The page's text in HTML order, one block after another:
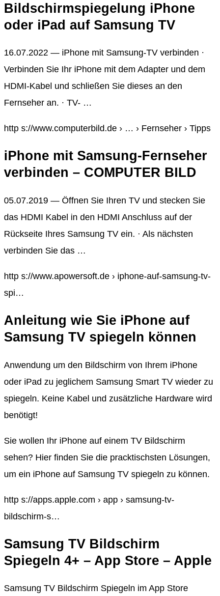
Bildschirmspiegelung iPhone
oder iPad auf Samsung TV
16.07.2022 — iPhone mit Samsung-TV verbinden ·
Verbinden Sie Ihr iPhone mit dem Adapter und dem
HDMI-Kabel und schließen Sie dieses an den
Fernseher an. · TV- …
http s://www.computerbild.de › … › Fernseher › Tipps
iPhone mit Samsung-Fernseher
verbinden – COMPUTER BILD
05.07.2019 — Öffnen Sie Ihren TV und stecken Sie
das HDMI Kabel in den HDMI Anschluss auf der
Rückseite Ihres Samsung TV ein. · Als nächsten
verbinden Sie das …
http s://www.apowersoft.de › iphone-auf-samsung-tv-
spi…
Anleitung wie Sie iPhone auf
Samsung TV spiegeln können
Anwendung um den Bildschirm von Ihrem iPhone
oder iPad zu jeglichem Samsung Smart TV wieder zu
spiegeln. Keine Kabel und zusätzliche Hardware wird
benötigt!
Sie wollen Ihr iPhone auf einem TV Bildschirm
sehen? Hier finden Sie die pracktischsten Lösungen,
um ein iPhone auf Samsung TV spiegeln zu können.
http s://apps.apple.com › app › samsung-tv-
bildschirm-s…
Samsung TV Bildschirm
Spiegeln 4+ – App Store – Apple
‎Samsung TV Bildschirm Spiegeln im App Store